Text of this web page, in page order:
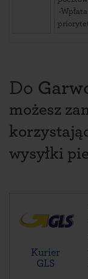
-Wpłata
Do
możesz
wysyłki
Kurier
GLS